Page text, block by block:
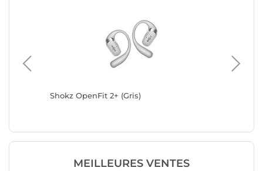
Shokz OpenFit 2+ (Gris)
MEILLEURES VENTES